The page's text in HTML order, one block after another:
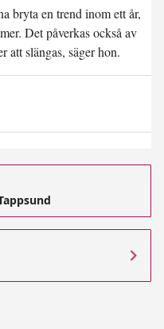
bryta en trend inom ett år,
Det påverkas också av
att slängas, säger hon.